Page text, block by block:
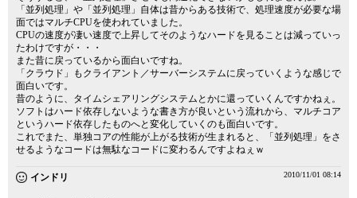
「並列処理」や「並列処理」自体は昔からある技術で、処理速度が必要な場
面ではマルチCPUを使われていました。
CPUの速度が凄い速度で上昇してそのようなハードを見ることは減っていっ
たわけですが・・・
また昔に戻っているから面白いですね。
「クラウド」もクライアント／サーバーシステムに戻っていくような感じで
面白いです。
昔のように、タイムシェアリングシステムとかに還っていくんですかねぇ。
ソフトはハード依存しないような書き方が良いという流れから、マルチコア
というハード依存したものへと変化していくのも面白いです。
これでまた、単独コアの性能が上がる技術が生まれると、「並列処理」をさ
せるようなコードは無駄なコードに変わるんですよねぇｗ
インドリ 2010/11/01 08:14